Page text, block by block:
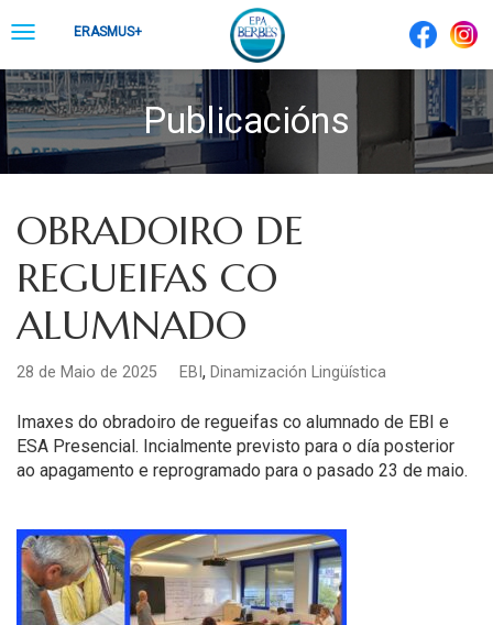
to ToggleERASMUS+
Publicacións
OBRADOIRO DE
REGUEIFAS CO
ALUMNADO
28 de Maio de 2025 EBI , Dinamización Lingüística
Imaxes do obradoiro de regueifas co alumnado de EBI e
ESA Presencial. Incialmente previsto para o día posterior
ao apagamento e reprogramado para o pasado 23 de maio.